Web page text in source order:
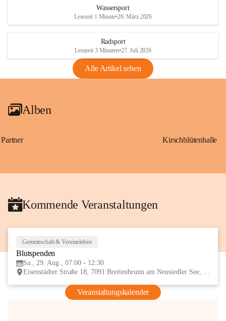
Anhang VBl. EU Nr. 18
1 Seite•1,4 MB
VBl. EU Nr. 18_2026
Wassersport
Lesezeit 1 Minute•26. März 2026
Radsport
Lesezeit 3 Minuten•27. Juli 2026
Alle Artikel sehen
Alben
Partner Kirschblütenhalle
Kommende Veranstaltungen
Gemeinschaft & Vereinsleben
Blutspenden
Sa., 29. Aug., 07:00 - 12:30
Eisenstädter Straße 18, 7091 Breitenbrunn am Neusiedler See, AUT
Veranstaltungskalender